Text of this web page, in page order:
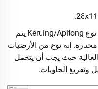
268 قطعة
خشب الرصف الخاص بالحاويات من نوع Keruing/Apitong يتم
إنه نوع من الأرضيات
العالية حيث يجب أن يتحمل
وتفريغ الحاويات.